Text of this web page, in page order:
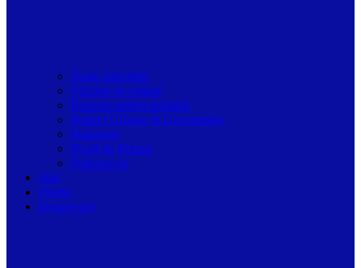
Toate articolele
Viziune de primar
Resurse pentru primarii
Politici Urbane & Guvernanta
Dialoguri
Profil de Primar
Podcast-uri
Stiri
Oferte
Despre noi